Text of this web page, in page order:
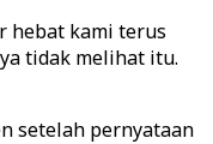
hebat kami terus
tidak melihat itu.
setelah pernyataan